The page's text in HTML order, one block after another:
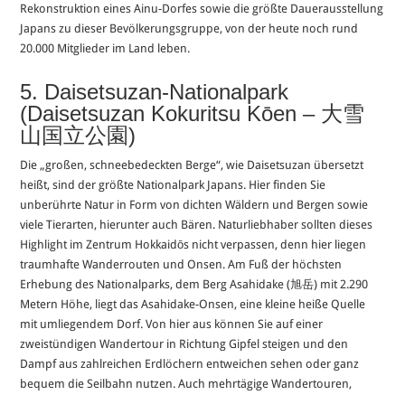
Rekonstruktion eines Ainu-Dorfes sowie die größte Dauerausstellung
Japans zu dieser Bevölkerungsgruppe, von der heute noch rund
20.000 Mitglieder im Land leben.
5. Daisetsuzan-Nationalpark
(Daisetsuzan Kokuritsu Kōen – 大雪
山国立公園)
Die „großen, schneebedeckten Berge“, wie Daisetsuzan übersetzt
heißt, sind der größte Nationalpark Japans. Hier finden Sie
unberührte Natur in Form von dichten Wäldern und Bergen sowie
viele Tierarten, hierunter auch Bären. Naturliebhaber sollten dieses
Highlight im Zentrum Hokkaidōs nicht verpassen, denn hier liegen
traumhafte Wanderrouten und Onsen. Am Fuß der höchsten
Erhebung des Nationalparks, dem Berg Asahidake (旭岳) mit 2.290
Metern Höhe, liegt das Asahidake-Onsen, eine kleine heiße Quelle
mit umliegendem Dorf. Von hier aus können Sie auf einer
zweistündigen Wandertour in Richtung Gipfel steigen und den
Dampf aus zahlreichen Erdlöchern entweichen sehen oder ganz
bequem die Seilbahn nutzen. Auch mehrtägige Wandertouren,